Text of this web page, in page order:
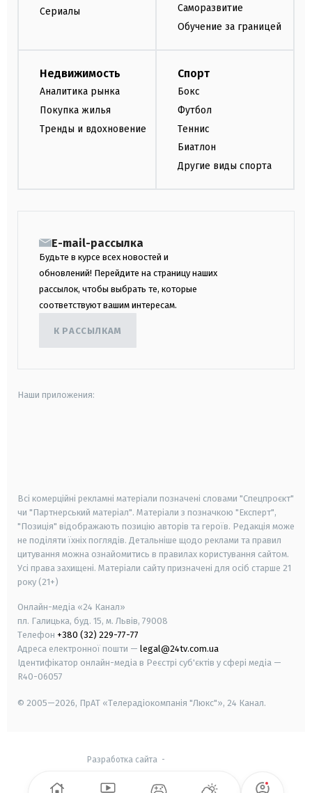
Сериалы
Саморазвитие
Обучение за границей
Недвижимость
Аналитика рынка
Покупка жилья
Тренды и вдохновение
Спорт
Бокс
Футбол
Теннис
Биатлон
Другие виды спорта
E-mail-рассылка
Будьте в курсе всех новостей и
обновлений! Перейдите на страницу наших
рассылок, чтобы выбрать те, которые
соответствуют вашим интересам.
К РАССЫЛКАМ
Наши приложения:
Всі комерційні рекламні матеріали позначені словами "Спецпроєкт"
чи "Партнерський матеріал". Матеріали з позначкою "Експерт",
"Позиція" відображають позицію авторів та героїв. Редакція може
не поділяти їхніх поглядів. Детальніше щодо реклами та правил
цитування можна ознайомитись в правилах користування сайтом.
Усі права захищені. Матеріали сайту призначені для осіб старше 21
року (21+)
Онлайн-медіа «24 Канал»
пл. Галицька, буд. 15, м. Львів, 79008
Телефон +380 (32) 229-77-77
Адреса електронної пошти — legal@24tv.com.ua
Ідентифікатор онлайн-медіа в Реєстрі суб'єктів у сфері медіа —
R40-06057
© 2005—2026, ПрАТ «Телерадіокомпанія "Люкс"», 24 Канал.
Разработка сайта -